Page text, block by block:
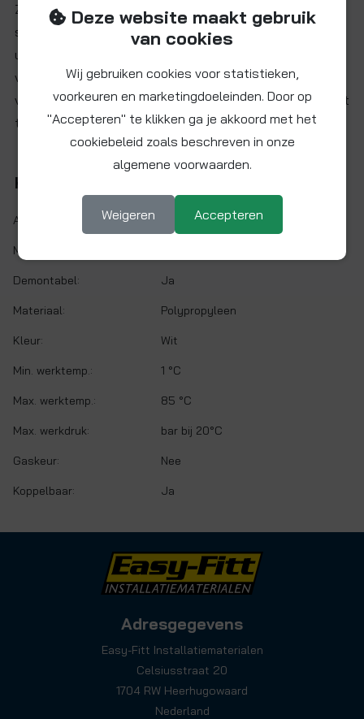
Zakverpakking à 100 stuks pijpbeugel of buisklem met
sluiting, geschikt voor kunststof of metalen buis met
uitwendige diameter Ø18 mm. Aan weerszijde voorzien
van zwaluwstaartkoppelingen om onderling te kunnen
verbinden. Download hier dedatasheet muurbeugels
met
technische gegevens.
Kenmerken
Artikelnr.: TL-PC18W-ZK
Maat:
Demontabel: Ja
Materiaal: Polypropyleen
Kleur: Wit
Min. werktemp.: 1 °C
Max. werktemp.: 85 °C
Max. werkdruk: bar bij 20°C
Gaskeur: Nee
Koppelbaar: Ja
Adresgegevens
Easy-Fitt Installatiematerialen
Celsiusstraat 20
1704 RW Heerhugowaard
Nederland
Deze website maakt gebruik
van cookies
Wij gebruiken cookies voor statistieken,
voorkeuren en marketingdoeleinden. Door op
"Accepteren" te klikken ga je akkoord met het
cookiebeleid zoals beschreven in onze
algemene voorwaarden.
Weigeren Accepteren